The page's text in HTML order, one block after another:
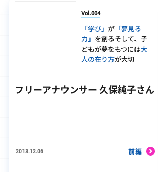
Vol.004
「学び」 が「夢見る
力」 を創るそして、子
どもが夢をもつには大
人の在り方が大切
フリーアナウンサー 久保純子さん
2013.12.06 前編